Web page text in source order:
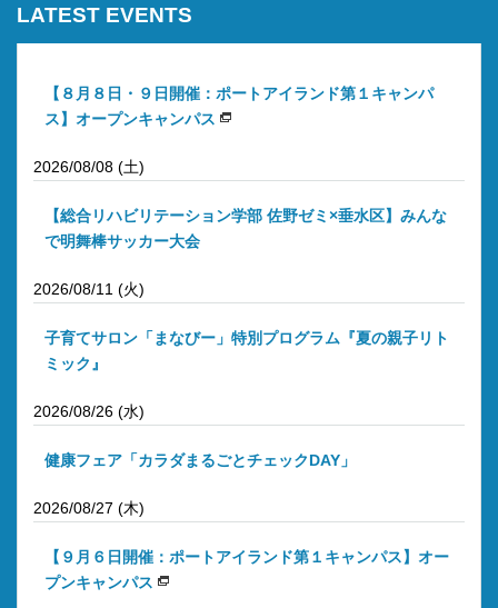
LATEST EVENTS
【８月８日・９日開催：ポートアイランド第１キャンパ
ス】オープンキャンパス
2026/08/08 (土)
【総合リハビリテーション学部 佐野ゼミ×垂水区】みんな
で明舞棒サッカー大会
2026/08/11 (火)
子育てサロン「まなびー」特別プログラム『夏の親子リト
ミック』
2026/08/26 (水)
健康フェア「カラダまるごとチェックDAY」
2026/08/27 (木)
【９月６日開催：ポートアイランド第１キャンパス】オー
プンキャンパス